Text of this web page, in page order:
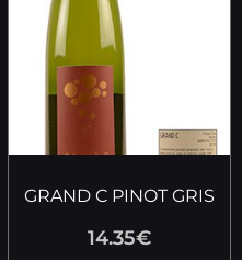
GRAND C PINOT GRIS
14.35€